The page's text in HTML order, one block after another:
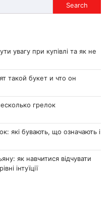
Search
увагу при купівлі та як не
такой букет и что он
грелок
які бувають, що означають і
як навчитися відчувати
інтуїції